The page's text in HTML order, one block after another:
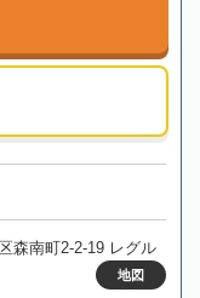
森南町2-2-19 レグル
地図